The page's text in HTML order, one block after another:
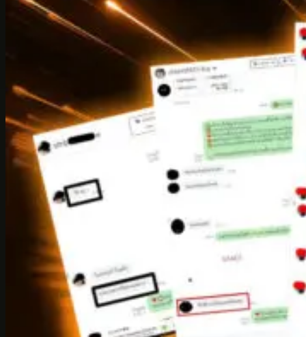
ติดต่อเจ้าหน้าที่ ufac4 วันนี้เพื่อรับโปร
ลับเฉพาะในแชท แจกจริงทั้งยูสใหม่และ
ยูสเก่า
หากคุณเป็นหนึ่งในผู้ที่กำลังใช้งาน
หรือเพิ่งสนใจเข้า
ร่วมครั้งแรก อย่าพลาดสิทธิพิเศษที่ไม่เปิดเผยบนหน้าเว็บไซต์
เพราะตอนนี้มี โปรลับเฉพาะในแชท ที่แจกให้ทั้ง ยูสเก่าและยูส
ใหม่ เพียงแค่คลิกufac4 ติดต่อ เจ้าหน้าที่โดยตรงผ่านช่อง
ทางแชท ก็สามารถรับข้อเสนอสุดคุ้มที่หลายคนยังไม่รู้ โปร
เหล่านี้จัดมาเพื่อมอบความพิเศษแบบส่วนตัว เงื่อนไขไม่ซับซ้อน
และเข้าใจง่าย เน้นให้สมาชิกเข้าถึงสิทธิประโยชน์ได้จริงโดยไม่
ต้องทำขั้นตอนยุ่งยาก ทุกโปรที่แจกผ่านแชทได้รับการคัดเลือก
มาแล้วว่าคุ้มค่า และมักจะหมดสิทธิ์อย่างรวดเร็วภายในเวลาอัน
สั้น ดังนั้นหากไม่อยากพลาดข้อเสนอที่เหนือกว่า อย่ารอช้า แค่
ทักหาเจ้าหน้าที่ ก็สามารถรับ โบนัสลับจากufac4ได้ทันที ข้อ
เสนอนี้เหมาะกับผู้ที่ต้องการความคุ้มค่าแบบไม่ต้องรอโปรโมชัน
หน้าเว็บ ที่สำคัญ การทักแชทกับเจ้าหน้าที่จะทำให้คุณได้รับคำ